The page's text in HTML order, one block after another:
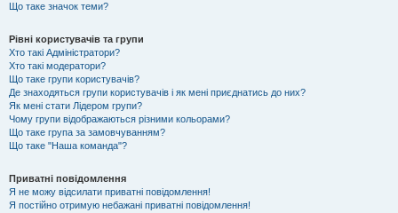
Що таке значок теми?
Рівні користувачів та групи
Хто такі Адміністратори?
Хто такі модератори?
Що таке групи користувачів?
Де знаходяться групи користувачів і як мені приєднатись до них?
Як мені стати Лідером групи?
Чому групи відображаються різними кольорами?
Що таке група за замовчуванням?
Що таке "Наша команда"?
Приватні повідомлення
Я не можу відсилати приватні повідомлення!
Я постійно отримую небажані приватні повідомлення!